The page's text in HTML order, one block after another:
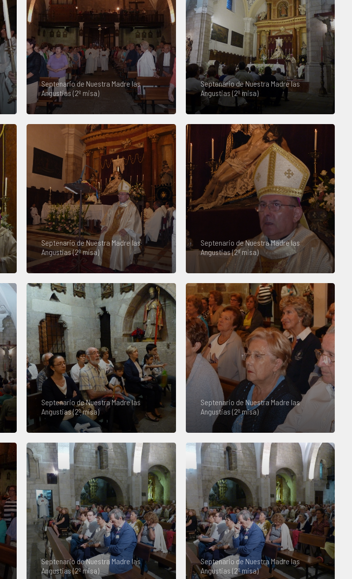
Septenario de Nuestra Madre las
Angustias (2º misa)
Septenario de Nuestra Madre las
Angustias (2º misa)
Septenario de Nuestra Madre las
Angustias (2º misa)
Septenario de Nuestra Madre las
Angustias (2º misa)
Septenario de Nuestra Madre las
Angustias (2º misa)
Septenario de Nuestra Madre las
Angustias (2º misa)
Septenario de Nuestra Madre las
Angustias (2º misa)
Septenario de Nuestra Madre las
Angustias (2º misa)